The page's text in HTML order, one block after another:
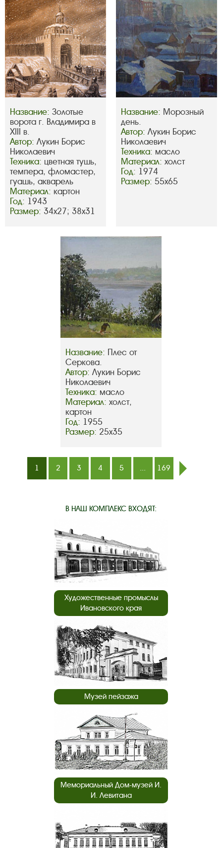
Название: Золотые
ворота г. Владимира в
XIII в.
Автор: Лукин Борис
Николаевич
Техника: цветная тушь,
темпера, фломастер,
гуашь, акварель
Материал: картон
Год: 1943
Размер: 34х27; 38х31
Название: Морозный
день.
Автор: Лукин Борис
Николаевич
Техника: масло
Материал: холст
Год: 1974
Размер: 55х65
Название: Плес от
Серкова.
Автор: Лукин Борис
Николаевич
Техника: масло
Материал: холст,
картон
Год: 1955
Размер: 25х35
1 2 3 4 5 ...
169
В НАШ КОМПЛЕКС ВХОДЯТ:
Художественные промыслы
Ивановского края
Музей пейзажа
Мемориальный Дом-музей И.
И. Левитана